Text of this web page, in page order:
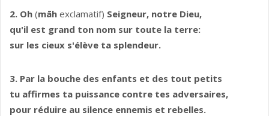
2. Oh (māh exclamatif) Seigneur, notre Dieu,
qu'il est grand ton nom sur toute la terre:
sur les cieux s'élève ta splendeur.
3. Par la bouche des enfants et des tout petits
tu affirmes ta puissance contre tes adversaires,
pour réduire au silence ennemis et rebelles.